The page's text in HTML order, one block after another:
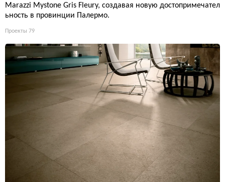
Marazzi Mystone Gris Fleury, создавая новую достопримечател
ьность в провинции Палермо.
Проекты 79